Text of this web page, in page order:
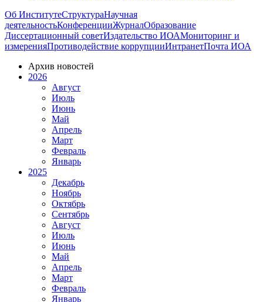
Об ИнститутеСтруктураНаучная
деятельностьКонференцииЖурналОбразование
Диссертационный советИздательство ИОАМониторинг и
измеренияПротиводействие коррупцииИнтранетПочта ИОА
Архив новостей
2026
Август
Июль
Июнь
Май
Апрель
Март
Февраль
Январь
2025
Декабрь
Ноябрь
Октябрь
Сентябрь
Август
Июль
Июнь
Май
Апрель
Март
Февраль
Январь